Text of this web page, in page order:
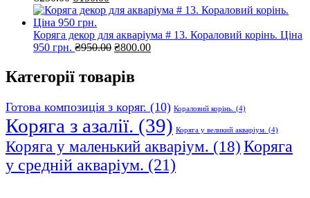
ціна:
₴230.00.
ціна:
Коряга декор для акваріума # 13. Кораловий корінь. Ціна
950 грн. ₴950.00 Оригінальна
₴950.00.
₴800.00Поточна
Категорії товарів
Готова композиція з коряг. (10) Кораловий корінь. (4)
Коряга з азалії. (39) Коряга у великий акваріум. (4)
Коряга у маленький акваріум. (18) Коряга
у средній акваріум. (21)